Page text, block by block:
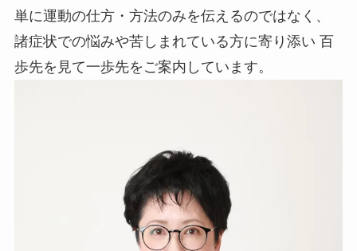
単に運動の仕方・方法のみを伝えるのではなく、
諸症状での悩みや苦しまれている方に寄り添い 百
歩先を見て一歩先をご案内しています。